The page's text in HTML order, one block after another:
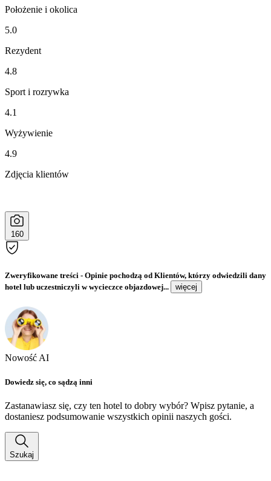
Położenie i okolica
5.0
Rezydent
4.8
Sport i rozrywka
4.1
Wyżywienie
4.9
Zdjęcia klientów
160
Zweryfikowane treści - Opinie pochodzą od Klientów, którzy odwiedzili dany
hotel lub uczestniczyli w wycieczce objazdowej...
więcej
Nowość AI
Dowiedz się, co sądzą inni
Zastanawiasz się, czy ten hotel to dobry wybór? Wpisz pytanie, a
dostaniesz podsumowanie wszystkich opinii naszych gości.
Szukaj